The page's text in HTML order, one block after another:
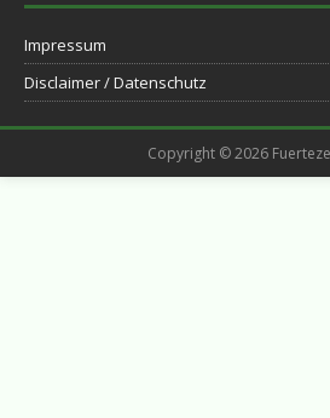
Impressum
Disclaimer / Datenschutz
Copyright © 2026